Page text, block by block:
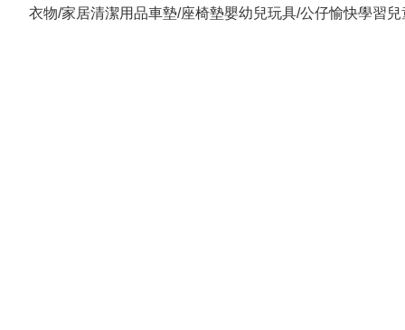
衣物/家居清潔用品車墊/座椅墊嬰幼兒玩具/公仔愉快學習